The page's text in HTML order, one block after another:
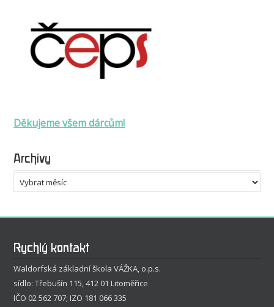
Děkujeme všem dárcům!
Archivy
Archivy
Rychlý kontakt
Waldorfská základní škola VÁŽKA, o.p.s.
sídlo: Třebušín 115, 412 01 Litoměřice
IČO 02 562 707; IZO 181 066 335